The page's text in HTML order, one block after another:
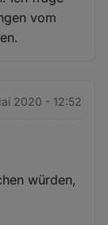
vom
2020 - 12:52
würden,